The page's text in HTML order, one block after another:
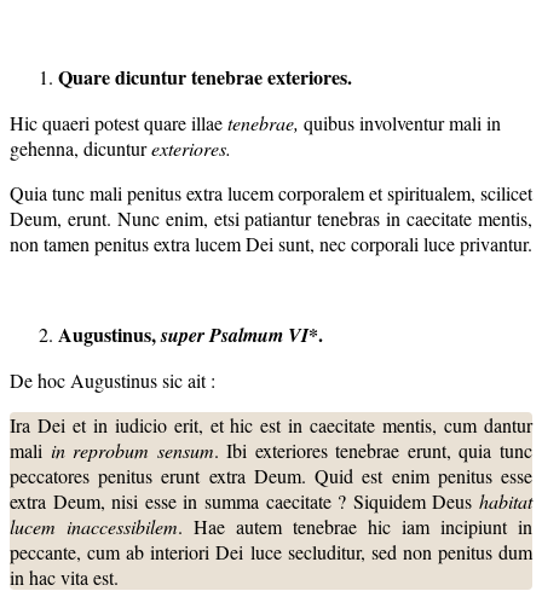
Quare dicuntur tenebrae exteriores.
Hic quaeri potest quare illaetenebrae, quibus involventur mali in
gehenna, dicunturexteriores.
Quia tunc mali penitus extra lucem corporalem et spiritualem, scilicet
Deum, erunt. Nunc enim, etsi patiantur tenebras in caecitate mentis,
non tamen penitus extra lucem Dei sunt, nec corporali luce privantur.
Augustinus,super Psalmum VI*.
De hoc Augustinus sic ait :
Ira Dei et in iudicio erit, et hic est in caecitate mentis, cum dantur
mali in reprobum sensum. Ibi exteriores tenebrae erunt, quia tunc
peccatores penitus erunt extra Deum. Quid est enim penitus esse
extra Deum, nisi esse in summa caecitate ? Siquidem Deus habitat
lucem inaccessibilem. Hae autem tenebrae hic iam incipiunt in
peccante, cum ab interiori Dei luce secluditur, sed non penitus dum
in hac vita est.